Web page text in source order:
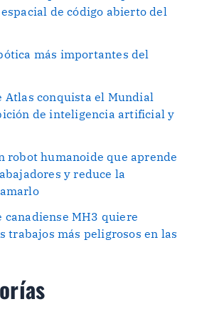
de código abierto del
más importantes del
Atlas conquista el Mundial
de inteligencia artificial y
robot humanoide que aprende
y reduce la
MH3 quiere
trabajos más peligrosos en las